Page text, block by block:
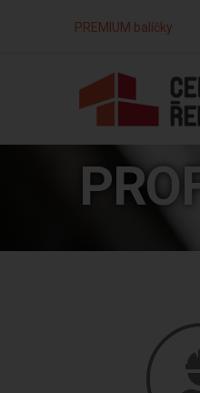
PREMIUM balíčky